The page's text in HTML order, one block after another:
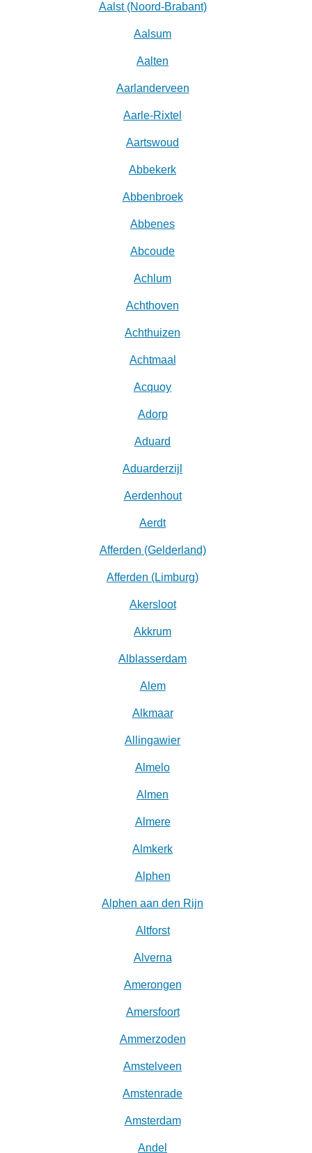
Aalst (Noord-Brabant)
Aalsum
Aalten
Aarlanderveen
Aarle-Rixtel
Aartswoud
Abbekerk
Abbenbroek
Abbenes
Abcoude
Achlum
Achthoven
Achthuizen
Achtmaal
Acquoy
Adorp
Aduard
Aduarderzijl
Aerdenhout
Aerdt
Afferden (Gelderland)
Afferden (Limburg)
Akersloot
Akkrum
Alblasserdam
Alem
Alkmaar
Allingawier
Almelo
Almen
Almere
Almkerk
Alphen
Alphen aan den Rijn
Altforst
Alverna
Amerongen
Amersfoort
Ammerzoden
Amstelveen
Amstenrade
Amsterdam
Andel